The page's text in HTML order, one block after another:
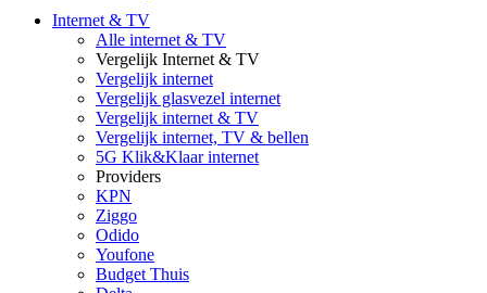
Internet & TV
Alle internet & TV
Vergelijk Internet & TV
Vergelijk internet
Vergelijk glasvezel internet
Vergelijk internet & TV
Vergelijk internet, TV & bellen
5G Klik&Klaar internet
Providers
KPN
Ziggo
Odido
Youfone
Budget Thuis